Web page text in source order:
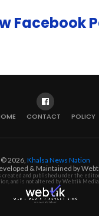
Facebook
CONTACT POLICY
© 2026, Khalsa News Nation
& Maintained by
and published under the
and is not altered by Webtik Media.